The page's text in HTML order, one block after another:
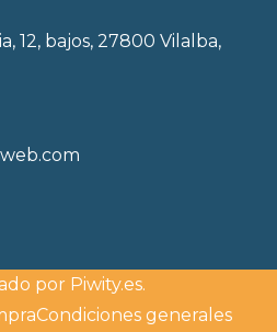
12, bajos, 27800 Vilalba,
por Piwity.es.
Condiciones generales